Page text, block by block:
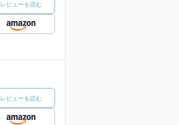
レビューを読む
レビューを読む